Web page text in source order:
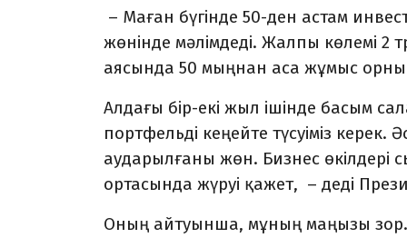
– Маған бүгінде 50-ден астам
жөнінде мәлімдеді. Жалпы көлемі
аясында 50 мыңнан аса жұмыс
Алдағы бір-екі жыл ішінде басым
портфельді кеңейте түсуіміз
аударылғаны жөн. Бизнес
ортасында жүруі қажет, – деді
Оның айтуынша, мұның маңызы